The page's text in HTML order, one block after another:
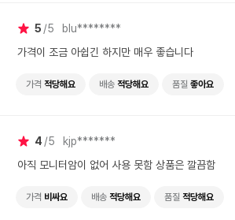
5 5 blu********
가격이 조금 아쉽긴 하지만 매우 좋습니다
가격 적당해요 배송 적당해요 품질 좋아요
4 5 kjp*******
아직 모니터암이 없어 사용 못함 상품은 깔끔함
가격 비싸요 배송 적당해요 품질 적당해요